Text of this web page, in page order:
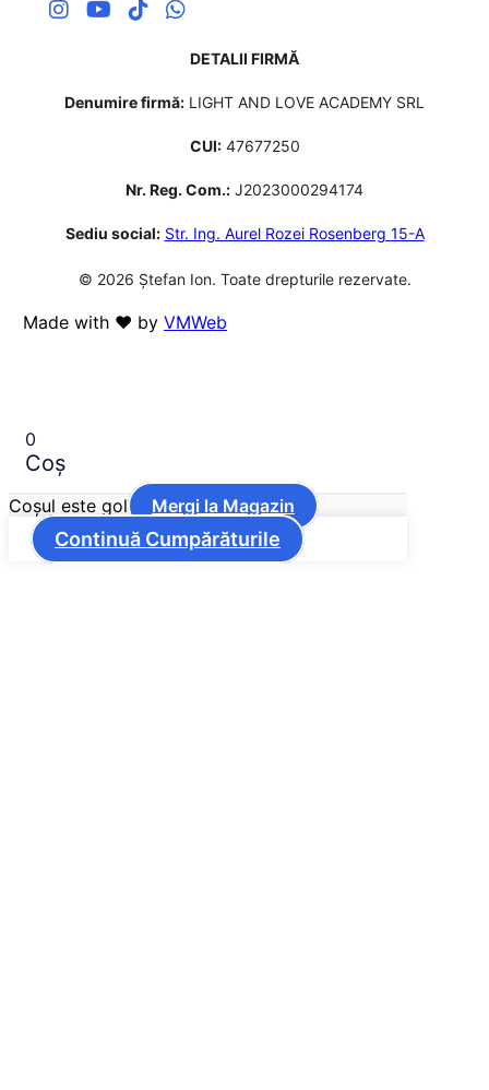
DETALII FIRMĂ
Denumire firmă: LIGHT AND LOVE ACADEMY SRL
CUI:47677250
Nr. Reg. Com.: J2023000294174
Sediu social: Str. Ing. Aurel Rozei Rosenberg 15-A
© 2026 Ștefan Ion. Toate drepturile rezervate.
Made with ❤️ by VMWeb
0
Coș
Coșul este gol Mergi la Magazin
Continuă Cumpărăturile